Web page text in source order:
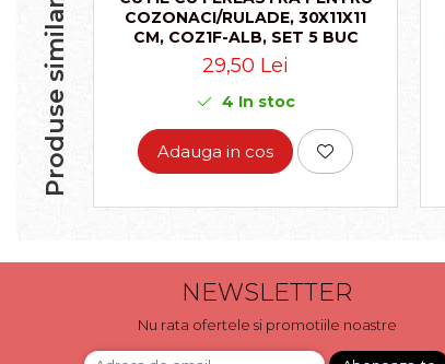
Produse similare
COZONACI/RULADE, 30X11X11
CM, COZ1F-ALB, SET 5 BUC
29,50 Lei
4 In stoc
Adauga in cos
NEWSLETTER
Nu rata ofertele si promotiile noastre